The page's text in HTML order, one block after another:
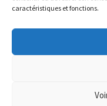
caractéristiques et fonctions.
Nous
Alerte